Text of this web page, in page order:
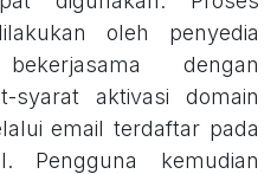
oleh penyedia
dengan
syarat aktivasi domain
email terdaftar pada
Pengguna kemudian